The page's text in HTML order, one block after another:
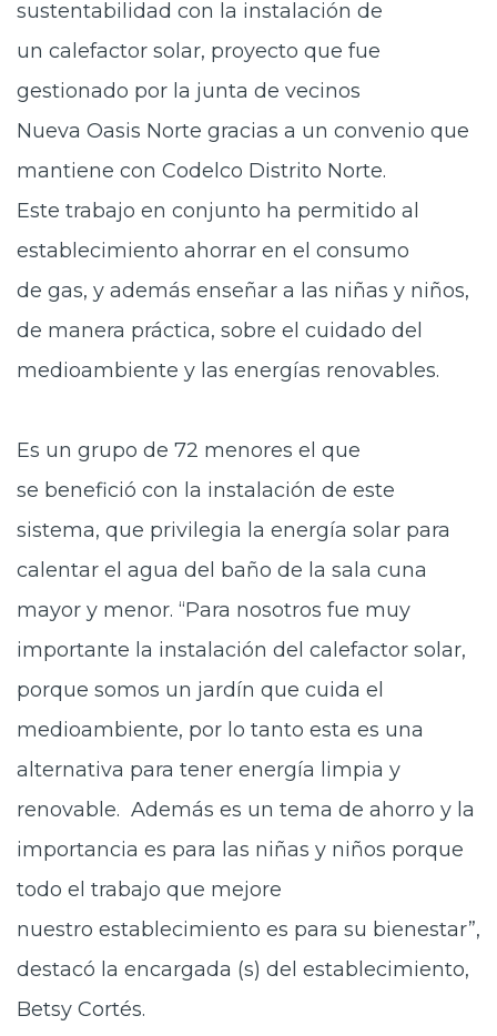
sustentabilidad con la instalación de
un calefactor solar, proyecto que fue
gestionado por la junta de vecinos
Nueva Oasis Norte gracias a un convenio que
mantiene con Codelco Distrito Norte.
Este trabajo en conjunto ha permitido al
establecimiento ahorrar en el consumo
de gas, y además enseñar a las niñas y niños,
de manera práctica, sobre el cuidado del
medioambiente y las energías renovables.
Es un grupo de 72 menores el que
se benefició con la instalación de este
sistema, que privilegia la energía solar para
calentar el agua del baño de la sala cuna
mayor y menor. “Para nosotros fue muy
importante la instalación del calefactor solar,
porque somos un jardín que cuida el
medioambiente, por lo tanto esta es una
alternativa para tener energía limpia y
renovable. Además es un tema de ahorro y la
importancia es para las niñas y niños porque
todo el trabajo que mejore
nuestro establecimiento es para su bienestar”,
destacó la encargada (s) del establecimiento,
Betsy Cortés.